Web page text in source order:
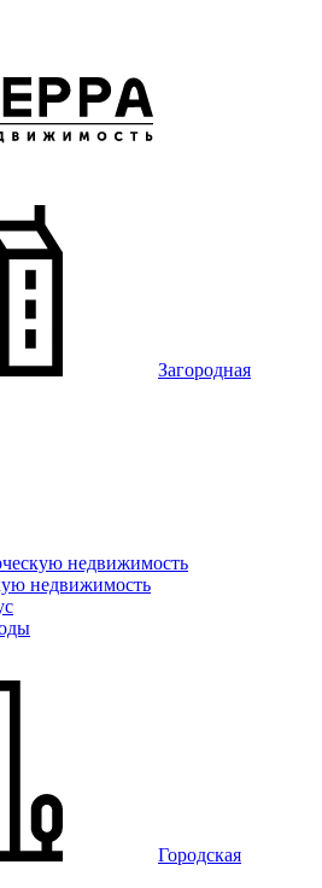
Загородная
недвижимость
недвижимость
Городская